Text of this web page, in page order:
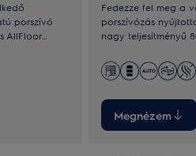
porszívó
AllFloor
Fedezze fel meg a
porszívózás
nagy teljesítményű
kitakaríthatja
Megnézem